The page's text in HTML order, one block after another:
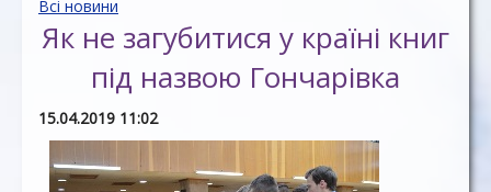
Всі новини
Як не загубитися у країні книг
під назвою Гончарівка
15.04.2019 11:02